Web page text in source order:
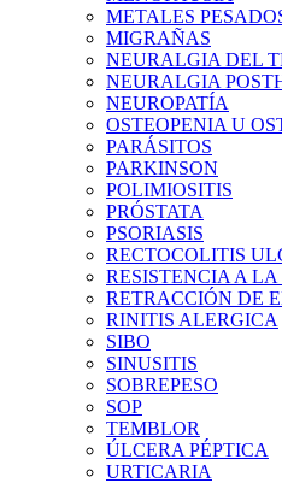
METALES
MIGRAÑAS
NEURALGIA DEL
NEURALGIA
NEUROPATÍA
OSTEOPENIA U
PARÁSITOS
PARKINSON
POLIMIOSITIS
PRÓSTATA
PSORIASIS
RECTOCOLITIS
RESISTENCIA A
RETRACCIÓN DE
RINITIS ALERGICA
SIBO
SINUSITIS
SOBREPESO
SOP
TEMBLOR
ÚLCERA PÉPTICA
URTICARIA